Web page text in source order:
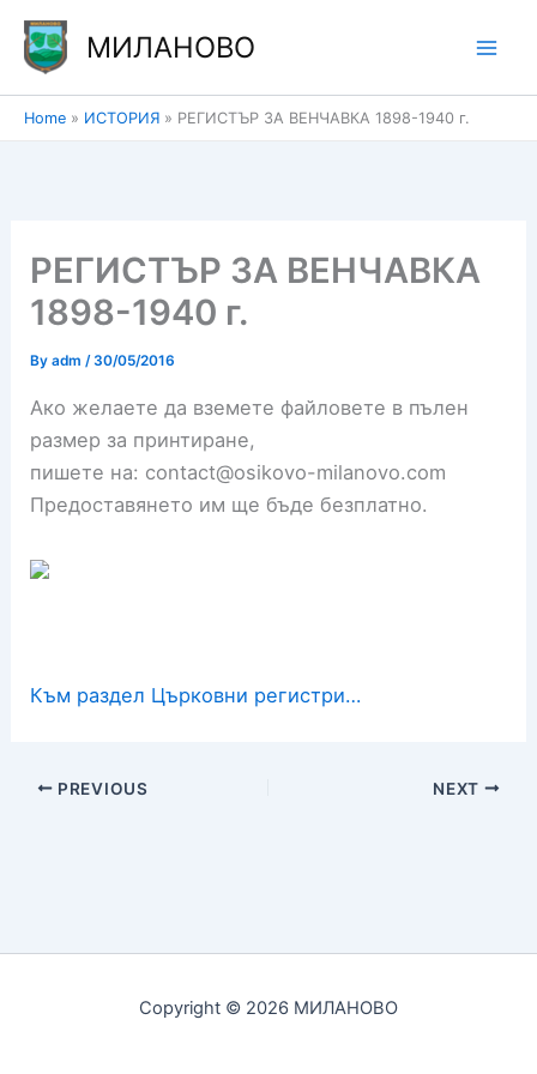
Skip
content
МИЛАНОВО
Home ИСТОРИЯ РЕГИСТЪР ЗА ВЕНЧАВКА 1898-1940 г.
РЕГИСТЪР ЗА ВЕНЧАВКА
1898-1940 г.
Byadm/30/05/2016
Ако желаете да вземете файловете в пълен
размер за принтиране,
пишете на: contact@osikovo-milanovo.com
Предоставянето им ще бъде безплатно.
Към раздел Църковни регистри…
PREVIOUS NEXT
Copyright © 2026 МИЛАНОВО